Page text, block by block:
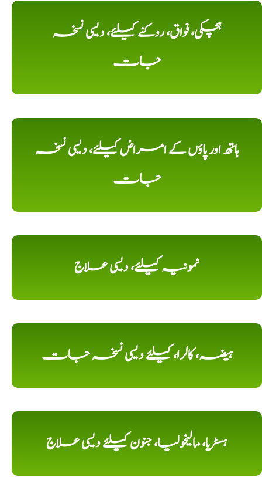
ہچکی، فواق، روکنے کیلئے، دیسی نسخہ
جات
ہاتھ اور پاؤں کے امراض کیلئے، دیسی نسخہ
جات
نمونیہ کیلئے، دیسی علاج
ہیضہ، کالرا، کیلئے دیسی نسخہ جات
ہسٹریا، مالیخولیا، جنون کیلئے دیسی علاج